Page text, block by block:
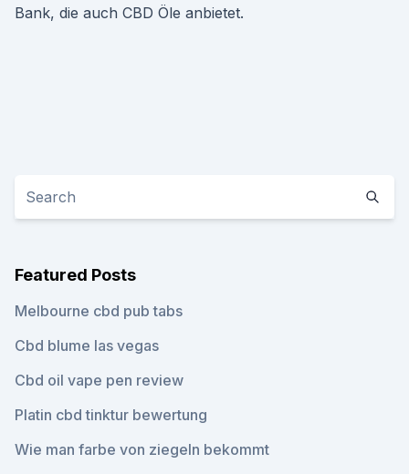
Bank, die auch CBD Öle anbietet.
Featured Posts
Melbourne cbd pub tabs
Cbd blume las vegas
Cbd oil vape pen review
Platin cbd tinktur bewertung
Wie man farbe von ziegeln bekommt